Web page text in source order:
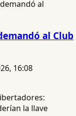
al Club
16:08